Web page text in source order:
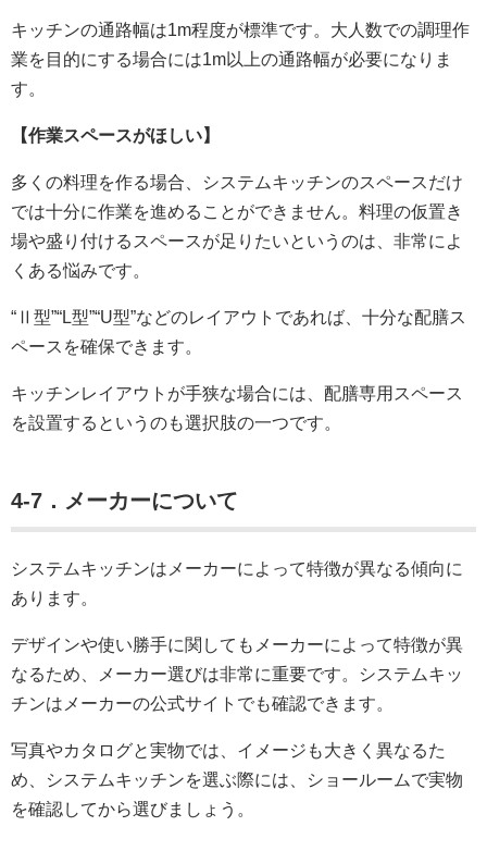
キッチンの通路幅は1m程度が標準です。大人数での調理作
業を目的にする場合には1m以上の通路幅が必要になりま
す。
【作業スペースがほしい】
多くの料理を作る場合、システムキッチンのスペースだけ
では十分に作業を進めることができません。料理の仮置き
場や盛り付けるスペースが足りたいというのは、非常によ
くある悩みです。
“Ⅱ型”“L型”“U型”などのレイアウトであれば、十分な配膳ス
ペースを確保できます。
キッチンレイアウトが手狭な場合には、配膳専用スペース
を設置するというのも選択肢の一つです。
4-7．メーカーについて
システムキッチンはメーカーによって特徴が異なる傾向に
あります。
デザインや使い勝手に関してもメーカーによって特徴が異
なるため、メーカー選びは非常に重要です。システムキッ
チンはメーカーの公式サイトでも確認できます。
写真やカタログと実物では、イメージも大きく異なるた
め、システムキッチンを選ぶ際には、ショールームで実物
を確認してから選びましょう。